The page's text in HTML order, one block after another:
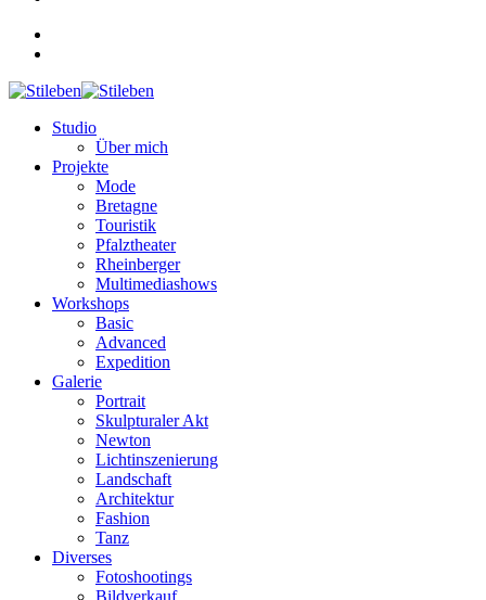
Studio
Über mich
Projekte
Mode
Bretagne
Touristik
Pfalztheater
Rheinberger
Multimediashows
Workshops
Basic
Advanced
Expedition
Galerie
Portrait
Skulpturaler Akt
Newton
Lichtinszenierung
Landschaft
Architektur
Fashion
Tanz
Diverses
Fotoshootings
Bildverkauf